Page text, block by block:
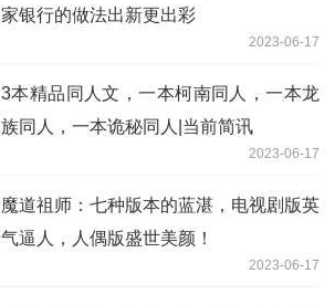
家银行的做法出新更出彩
2023-06-17
3本精品同人文，一本柯南同人，一本龙
族同人，一本诡秘同人|当前简讯
2023-06-17
魔道祖师：七种版本的蓝湛，电视剧版英
气逼人，人偶版盛世美颜！
2023-06-17